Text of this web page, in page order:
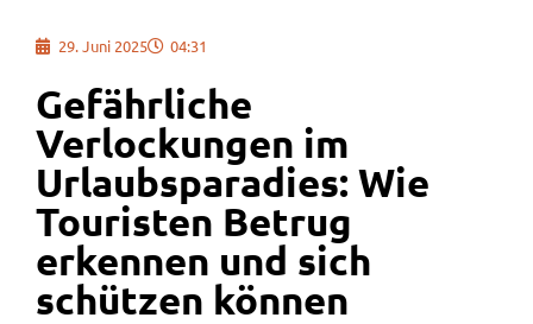
29. Juni 2025 04:31
Gefährliche
Verlockungen im
Urlaubsparadies: Wie
Touristen Betrug
erkennen und sich
schützen können